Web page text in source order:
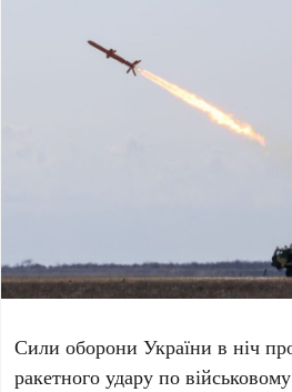
Сили оборони України в ніч
ракетного удару по